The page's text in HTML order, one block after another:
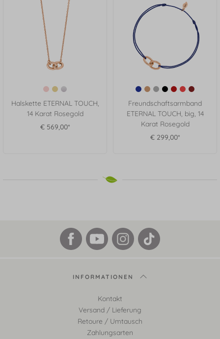
Halskette ETERNAL TOUCH,
14 Karat Rosegold
€ 569,00*
Freundschaftsarmband
ETERNAL TOUCH, big, 14
Karat Rosegold
€ 299,00*
INFORMATIONEN
Kontakt
Versand / Lieferung
Retoure / Umtausch
Zahlungsarten